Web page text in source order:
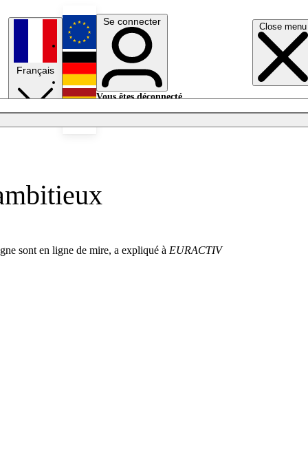
Close menu
Français
English
Deutsch
Se connecter
Vous êtes déconnecté.
sont en ligne de mire, a expliqué à EURACTIV